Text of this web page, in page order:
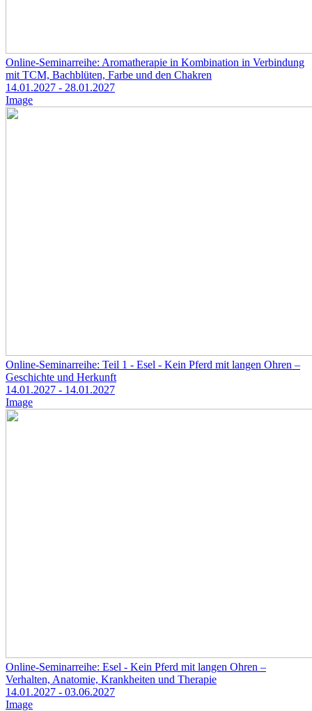
Online-Seminarreihe: Aromatherapie in Kombination in Verbindung
mit TCM, Bachblüten, Farbe und den Chakren
14.01.2027 - 28.01.2027
Image
Online-Seminarreihe: Teil 1 - Esel - Kein Pferd mit langen Ohren –
Geschichte und Herkunft
14.01.2027 - 14.01.2027
Image
Online-Seminarreihe: Esel - Kein Pferd mit langen Ohren –
Verhalten, Anatomie, Krankheiten und Therapie
14.01.2027 - 03.06.2027
Image